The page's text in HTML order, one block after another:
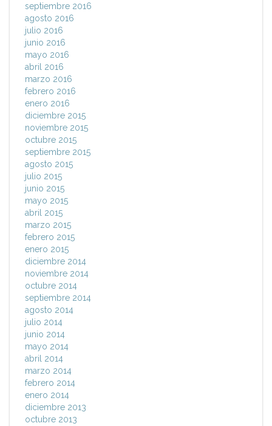
septiembre 2016
agosto 2016
julio 2016
junio 2016
mayo 2016
abril 2016
marzo 2016
febrero 2016
enero 2016
diciembre 2015
noviembre 2015
octubre 2015
septiembre 2015
agosto 2015
julio 2015
junio 2015
mayo 2015
abril 2015
marzo 2015
febrero 2015
enero 2015
diciembre 2014
noviembre 2014
octubre 2014
septiembre 2014
agosto 2014
julio 2014
junio 2014
mayo 2014
abril 2014
marzo 2014
febrero 2014
enero 2014
diciembre 2013
octubre 2013